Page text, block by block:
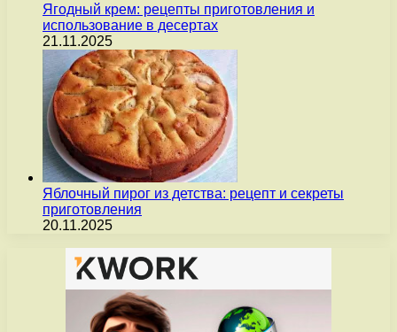
Ягодный крем: рецепты приготовления и
использование в десертах
21.11.2025
Яблочный пирог из детства: рецепт и секреты
приготовления
20.11.2025